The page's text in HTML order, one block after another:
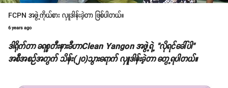
FCPN အဖွဲ့ကိုယ်စား လှူဒါန်းခဲ့တာ ဖြစ်ပါတယ်။
6 years ago
ဒါရိုက်တာ ခရစ္စတီးနားခီဟာClean Yangon အဖွဲ့ရဲ့ "လိုရင်ခေါ်ပါ"
အစီအစဉ်အတွက် သိန်း(၂၀)သွားရောက် လှူဒါန်းခဲ့တာ တွေ့ရပါတယ်။